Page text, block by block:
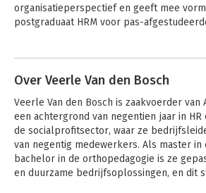
Notebaert Stefanie , Roskam Pascal ,
den Abeele Fien , Van den Bosch Veerle ,
Hij is promotor van meerdere
gewerkt wordt rond de inclusieve
organisatieperspectief en geeft mee
postgraduaat HRM voor pas-
rond het versterken van de samenwerking
(www.generatiebril.be), gebaseerd op het
aan Intergenerationele Samenwerking en
2012-2015).
Recent was hij betrokken bij het ESF-
instroom in de horeca (2019-2020) met
Over Veerle Van den Bosch
Veerle Van den Bosch is zaakvoerder van
een achtergrond van negentien jaar in
de socialprofitsector, waar ze
van negentig medewerkers. Als master in
bachelor in de orthopedagogie is ze
en duurzame bedrijfsoplossingen, en dit